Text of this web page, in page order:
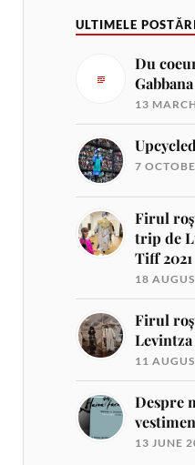
ULTIMELE POSTĂRI
Du
13
7
Firul
trip de
Tiff 2021
18
Firul
Levintza
11
Despre
13 JUNE